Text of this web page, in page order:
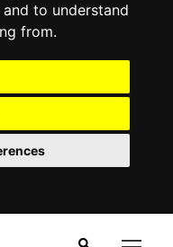
to understand
from.